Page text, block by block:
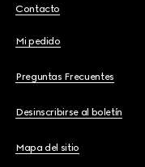
Contacto
Mi pedido
Preguntas Frecuentes
Desinscribirse al boletín
Mapa del sitio